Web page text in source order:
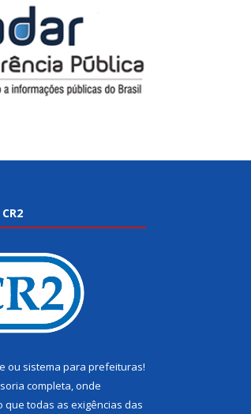
ou sistema para prefeituras!
completa, onde
que todas as exigências das